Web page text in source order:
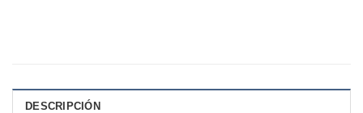
DESCRIPCIÓN